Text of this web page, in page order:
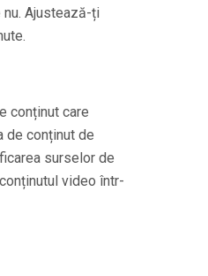
Ajustează-ți
conținut care
de conținut de
surselor de
video într-